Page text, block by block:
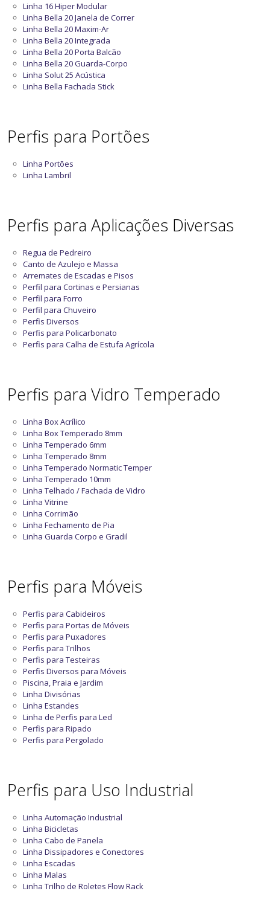
Linha 16 Hiper Modular
Linha Bella 20 Janela de Correr
Linha Bella 20 Maxim-Ar
Linha Bella 20 Integrada
Linha Bella 20 Porta Balcão
Linha Bella 20 Guarda-Corpo
Linha Solut 25 Acústica
Linha Bella Fachada Stick
Perfis para Portões
Linha Portões
Linha Lambril
Perfis para Aplicações Diversas
Regua de Pedreiro
Canto de Azulejo e Massa
Arremates de Escadas e Pisos
Perfil para Cortinas e Persianas
Perfil para Forro
Perfil para Chuveiro
Perfis Diversos
Perfis para Policarbonato
Perfis para Calha de Estufa Agrícola
Perfis para Vidro Temperado
Linha Box Acrílico
Linha Box Temperado 8mm
Linha Temperado 6mm
Linha Temperado 8mm
Linha Temperado Normatic Temper
Linha Temperado 10mm
Linha Telhado / Fachada de Vidro
Linha Vitrine
Linha Corrimão
Linha Fechamento de Pia
Linha Guarda Corpo e Gradil
Perfis para Móveis
Perfis para Cabideiros
Perfis para Portas de Móveis
Perfis para Puxadores
Perfis para Trilhos
Perfis para Testeiras
Perfis Diversos para Móveis
Piscina, Praia e Jardim
Linha Divisórias
Linha Estandes
Linha de Perfis para Led
Perfis para Ripado
Perfis para Pergolado
Perfis para Uso Industrial
Linha Automação Industrial
Linha Bicicletas
Linha Cabo de Panela
Linha Dissipadores e Conectores
Linha Escadas
Linha Malas
Linha Trilho de Roletes Flow Rack